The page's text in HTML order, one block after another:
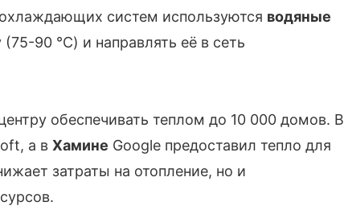
систем используются водяные
90 °C) и направлять её в сеть
обеспечивать теплом до 10 000 домов. В
а в Хамине Google предоставил тепло для
затраты на отопление, но и